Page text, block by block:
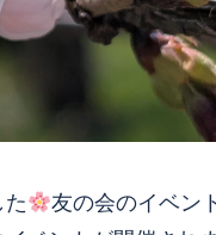
友の会のイベン